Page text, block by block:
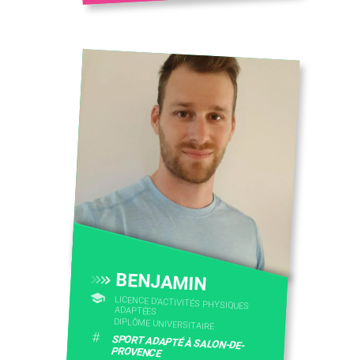
BENJAMIN
LICENCE D’ACTIVITÉS PHYSIQUES
ADAPTÉES
DIPLÔME UNIVERSITAIRE
# SPORT ADAPTÉ À SALON-DE-
PROVENCE